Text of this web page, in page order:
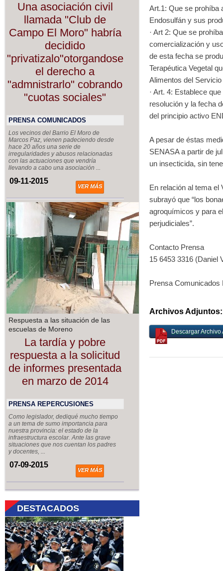
Una asociación civil
llamada "Club de
Campo El Moro" habría
decidido
"privatizalo"otorgandose
el derecho a
"admnistrarlo" cobrando
"cuotas sociales"
PRENSA COMUNICADOS
Los vecinos del Barrio El Moro de
Marcos Paz, vienen padeciendo desde
hace 20 años una serie de
irregularidades y abusos relacionadas
con las actuaciones que vendría
llevando a cabo una asociación ...
09-11-2015
VER MÁS
Respuesta a las situación de las
escuelas de Moreno
La tardía y pobre
respuesta a la solicitud
de informes presentada
en marzo de 2014
PRENSA REPERCUSIONES
Como legislador, dediqué mucho tiempo
a un tema de sumo importancia para
nuestra provincia: el estado de la
infraestructura escolar. Ante las grave
situaciones que nos cuentan los padres
y docentes, ...
07-09-2015
VER MÁS
DESTACADOS
Art.1: Que se prohíba
Endosulfán y sus
· Art 2: Que se
comercialización y
de esta fecha se
Terapéutica Vegetal
Alimentos del
· Art. 4: Establece
resolución y la fecha
del principio activo
A pesar de éstas
SENASA a partir de
un insecticida, sin
En relación al tema el
subrayó que “los
agroquímicos y para
perjudiciales”.
Contacto Prensa
15 6453 3316 (Daniel
Prensa Comunicados
Archivos Adjuntos:
Descargar Archivo